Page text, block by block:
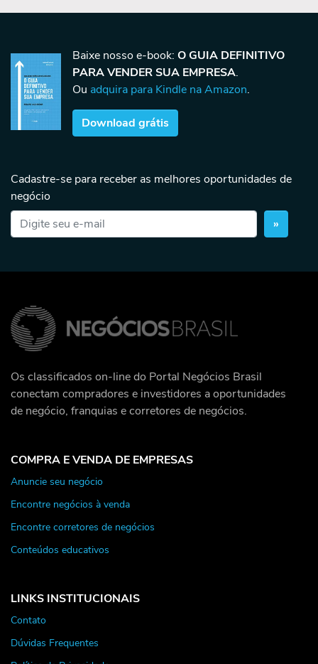
Baixe nosso e-book: O GUIA DEFINITIVO
PARA VENDER SUA EMPRESA.
Ou adquira para Kindle na Amazon.
Download grátis
Cadastre-se para receber as melhores oportunidades de
negócio
»
Os classificados on-line do Portal Negócios Brasil
conectam compradores e investidores a oportunidades
de negócio, franquias e corretores de negócios.
COMPRA E VENDA DE EMPRESAS
Anuncie seu negócio
Encontre negócios à venda
Encontre corretores de negócios
Conteúdos educativos
LINKS INSTITUCIONAIS
Contato
Dúvidas Frequentes